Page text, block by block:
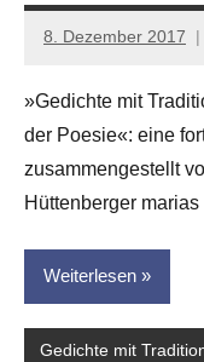
8. Dezember 2017
Anton
Leitner
»Gedichte mit
der Poesie«: eine
zusammengestellt
Hüttenberger
Weiterlesen
Gedichte mit